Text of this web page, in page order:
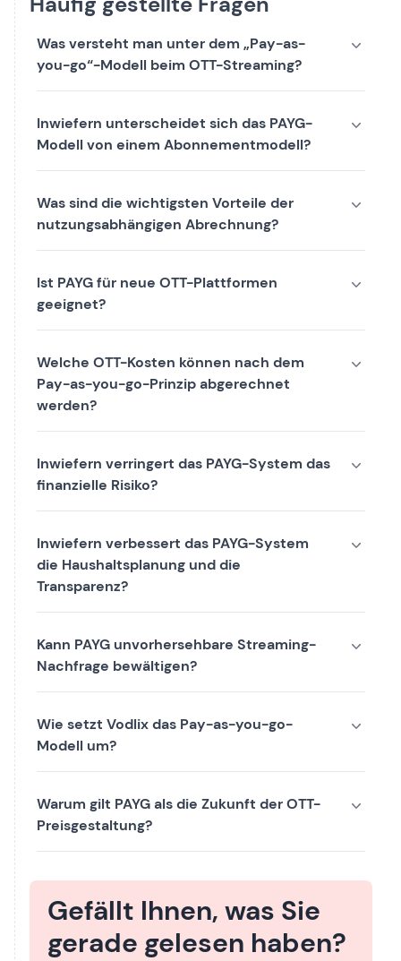
Was versteht man unter dem „Pay-as-
you-go“-Modell beim OTT-Streaming?
Inwiefern unterscheidet sich das PAYG-
Modell von einem Abonnementmodell?
Was sind die wichtigsten Vorteile der
nutzungsabhängigen Abrechnung?
Ist PAYG für neue OTT-Plattformen
geeignet?
Welche OTT-Kosten können nach dem
Pay-as-you-go-Prinzip abgerechnet
werden?
Inwiefern verringert das PAYG-System das
finanzielle Risiko?
Inwiefern verbessert das PAYG-System
die Haushaltsplanung und die
Transparenz?
Kann PAYG unvorhersehbare Streaming-
Nachfrage bewältigen?
Wie setzt Vodlix das Pay-as-you-go-
Modell um?
Warum gilt PAYG als die Zukunft der OTT-
Preisgestaltung?
Gefällt Ihnen, was Sie
gerade gelesen haben?